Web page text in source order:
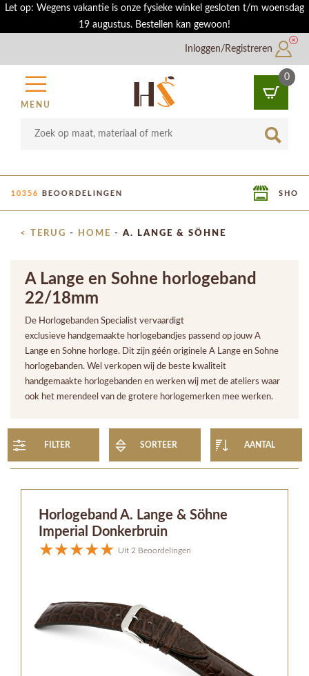
Let op: Wegens vakantie is onze fysieke winkel gesloten t/m woensdag
19 augustus. Bestellen kan gewoon!
Inloggen/Registreren
MENU
0
SHOWROOM IN UTRECHT
< TERUG - HOME - A. LANGE & SÖHNE
A Lange en Sohne horlogeband
22/18mm
De Horlogebanden Specialist vervaardigt
exclusieve handgemaakte horlogebandjes passend op jouw A
Lange en Sohne horloge. Dit zijn géén originele A Lange en Sohne
horlogebanden. Wel verkopen wij de beste kwaliteit
handgemaakte horlogebanden en werken wij met de ateliers waar
ook het merendeel van de grotere horlogemerken mee werken.
FILTER SORTEER AANTAL
Horlogeband A. Lange & Söhne
Imperial Donkerbruin
Uit 2 Beoordelingen